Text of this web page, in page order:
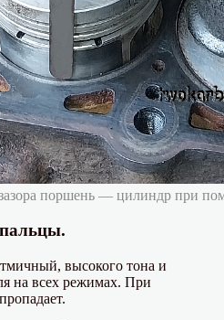
поршень — цилиндр при
высокого тона и
на всех режимах. При